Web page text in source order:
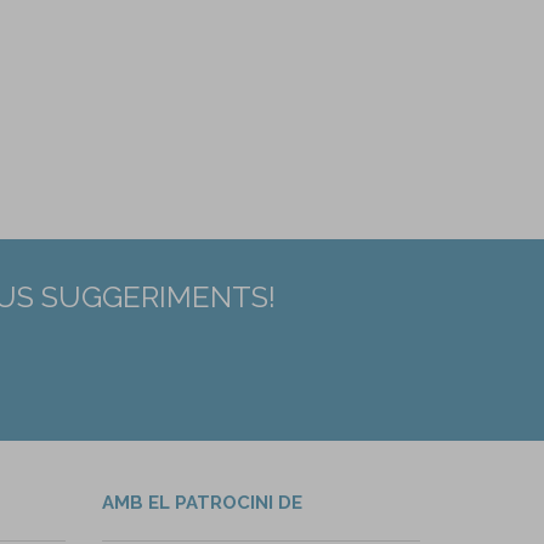
SUGGERIMENTS!
AMB EL PATROCINI DE